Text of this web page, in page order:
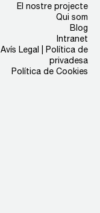
El nostre projecte
Qui som
Blog
Intranet
Avís Legal | Política de
privadesa
Política de Cookies